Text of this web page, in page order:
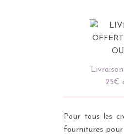
25€
Pour tous les
fournitures pour